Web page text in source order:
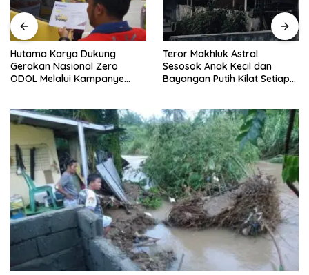
Hutama Karya Dukung
Gerakan Nasional Zero
ODOL Melalui Kampanye
Teror Makhluk Astral
Sesosok Anak Kecil dan
Bayangan Putih Kilat Setiap